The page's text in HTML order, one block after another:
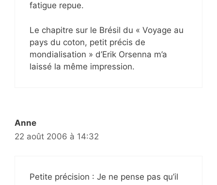
fatigue repue.
Le chapitre sur le Brésil du « Voyage au
pays du coton, petit précis de
mondialisation » d’Erik Orsenna m’a
laissé la même impression.
Anne
22 août 2006 à 14:32
Petite précision : Je ne pense pas qu’il